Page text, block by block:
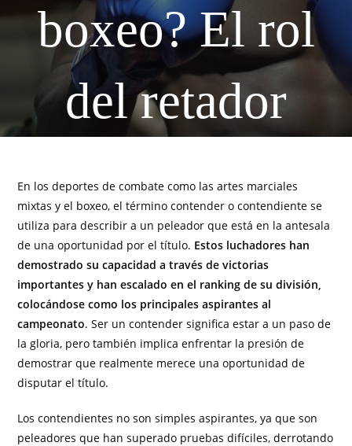
boxeo? El rol
del retador
En los deportes de combate como las artes marciales
mixtas y el boxeo, el término contender o contendiente se
utiliza para describir a un peleador que está en la antesala
de una oportunidad por el título. Estos luchadores han
demostrado su capacidad a través de victorias
importantes y han escalado en el ranking de su división,
colocándose como los principales aspirantes al
campeonato. Ser un contender significa estar a un paso de
la gloria, pero también implica enfrentar la presión de
demostrar que realmente merece una oportunidad de
disputar el título.
Los contendientes no son simples aspirantes, ya que son
peleadores que han superado pruebas difíciles, derrotando